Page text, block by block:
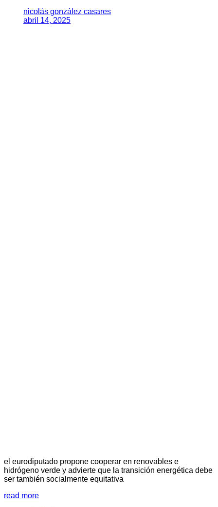
nicolás gonzález casares
abril 14, 2025
el eurodiputado propone cooperar en renovables e
hidrógeno verde y advierte que la transición energética debe
ser también socialmente equitativa
read more